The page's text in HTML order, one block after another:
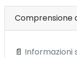
Comprensione
📄 Informazioni